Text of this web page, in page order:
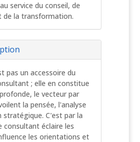
service du conseil, de
de la transformation.
pas un accessoire du
; elle en constitue
le vecteur par
la pensée, l'analyse
C'est par la
consultant éclaire les
les orientations et